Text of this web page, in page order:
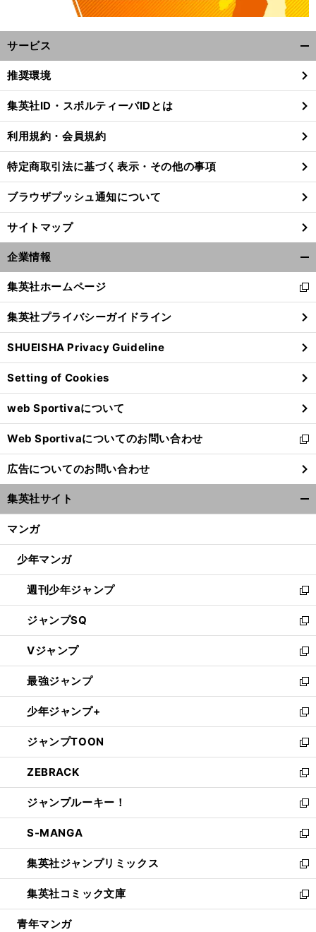
サービス
閉
る
推奨環境
集英社ID・スポルティーバIDとは
利用規約・会員規約
特定商取引法に基づく表示・その他の事項
ブラウザプッシュ通知について
サイトマップ
企業情報
閉
る
集英社ホームページ
新
し
い
ウ
ィ
ン
ド
ウ
で
開
く
集英社プライバシーガイドライン
SHUEISHA Privacy Guideline
Setting of Cookies
web Sportivaについて
Web Sportivaについてのお問い合わせ
新
し
い
ウ
ィ
ン
ウ
開
く
広告についてのお問い合わせ
集英社サイト
マンガ
少年マンガ
週刊少年ジャンプ
新
し
い
ウ
ィ
ン
ド
ウ
で
開
く
ジャンプSQ
新
し
い
ウ
ィ
ン
ド
ウ
で
開
く
Vジャンプ
新
し
い
ウ
ィ
ン
ド
ウ
で
開
く
最強ジャンプ
新
し
い
ウ
ィ
ン
ド
ウ
で
開
く
少年ジャンプ+
新
し
い
ウ
ィ
ン
ド
ウ
で
開
く
ジャンプTOON
新
し
い
ウ
ィ
ン
ド
ウ
で
開
く
ZEBRACK
新
し
い
ウ
ィ
ン
ド
ウ
で
開
ジャンプルーキー！
新
し
い
ウ
ィ
ン
ド
ウ
S-MANGA
新
し
い
ウ
ィ
ン
集英社ジャンプリミックス
新
し
い
ウ
集英社コミック文庫
新
し
青年マンガ